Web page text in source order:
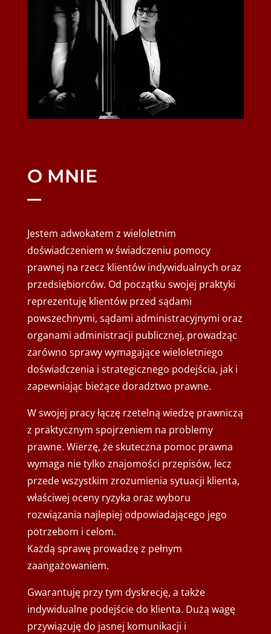
O MNIE
Jestem adwokatem z wieloletnim
doświadczeniem w świadczeniu pomocy
prawnej na rzecz klientów indywidualnych oraz
przedsiębiorców. Od początku swojej praktyki
reprezentuję klientów przed sądami
powszechnymi, sądami administracyjnymi oraz
organami administracji publicznej, prowadząc
zarówno sprawy wymagające wieloletniego
doświadczenia i strategicznego podejścia, jak i
zapewniając bieżące doradztwo prawne.
W swojej pracy łączę rzetelną wiedzę prawniczą
z praktycznym spojrzeniem na problemy
prawne. Wierzę, że skuteczna pomoc prawna
wymaga nie tylko znajomości przepisów, lecz
przede wszystkim zrozumienia sytuacji klienta,
właściwej oceny ryzyka oraz wyboru
rozwiązania najlepiej odpowiadającego jego
potrzebom i celom.
Każdą sprawę prowadzę z pełnym
zaangażowaniem.
Gwarantuję przy tym dyskrecję, a także
indywidualne podejście do klienta. Dużą wagę
przywiązuję do jasnej komunikacji i